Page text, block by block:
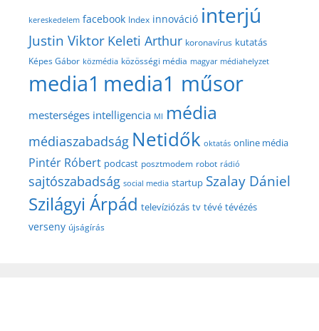
kereskedelem facebook Index innováció interjú
Justin Viktor Keleti Arthur koronavírus kutatás
Képes Gábor közmédia közösségi média magyar médiahelyzet
media1 media1 műsor
mesterséges intelligencia MI média
médiaszabadság Netidők oktatás online média
Pintér Róbert podcast posztmodem robot rádió
sajtószabadság social media startup Szalay Dániel
Szilágyi Árpád televíziózás tv tévé tévézés
verseny újságírás